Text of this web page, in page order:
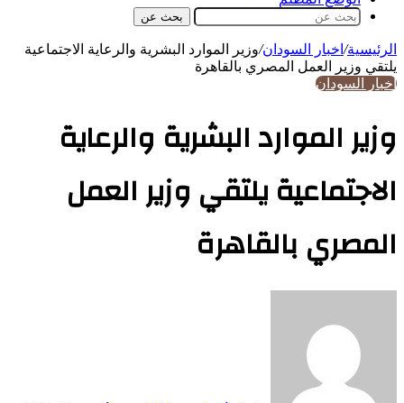
بحث عن
الرئيسية/ اخبار السودان/وزير الموارد البشرية والرعاية الاجتماعية
يلتقي وزير العمل المصري بالقاهرة
اخبار السودان
وزير الموارد البشرية والرعاية
الاجتماعية يلتقي وزير العمل
المصري بالقاهرة